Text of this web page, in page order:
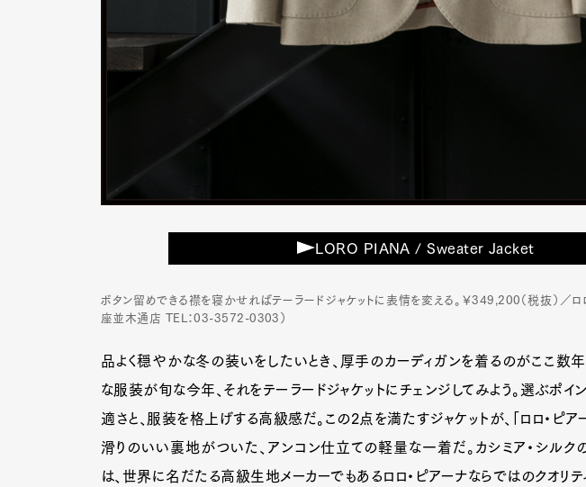
LORO PIANA / Sweater Jacket
ボタン留めできる襟を寝かせればテーラードジャケットに表情を変える。￥349,200（税抜）／ロロ
座並木通店 TEL：03-3572-0303）
品よく穏やかな冬の装いをしたいとき、厚手のカーディガンを着るのがここ数
な服装が旬な今年、それをテーラードジャケットにチェンジしてみよう。選ぶポイ
適さと、服装を格上げする高級感だ。この2点を満たすジャケットが、「ロロ・ピア
滑りのいい裏地がついた、アンコン仕立ての軽量な一着だ。カシミア・シル
は、世界に名だたる高級生地メーカーでもあるロロ・ピアーナならではのクオリテ